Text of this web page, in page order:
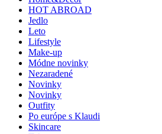
HOT ABROAD
Jedlo
Leto
Lifestyle
Make-up
Módne novinky
Nezaradené
Novinky
Novinky
Outfity
Po európe s Klaudi
Skincare